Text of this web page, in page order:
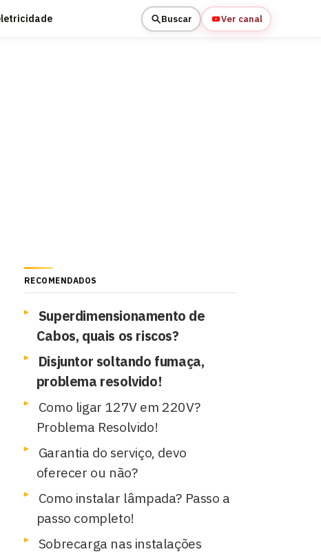
Buscar Ver canal
RECOMENDADOS
Superdimensionamento de
Cabos, quais os riscos?
Disjuntor soltando fumaça,
problema resolvido!
Como ligar 127V em 220V?
Problema Resolvido!
Garantia do serviço, devo
oferecer ou não?
Como instalar lâmpada? Passo a
passo completo!
Sobrecarga nas instalações